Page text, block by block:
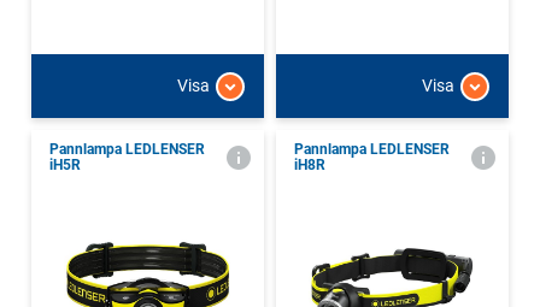
Visa Visa
Pannlampa LEDLENSER
iH5R
Pannlampa LEDLENSER
iH8R